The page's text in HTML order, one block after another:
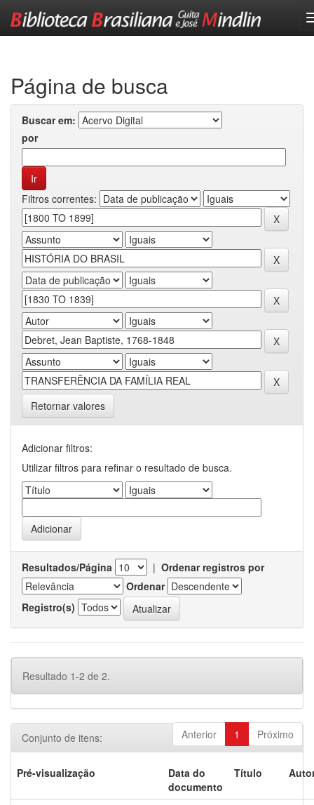
Página de busca
Buscar em:
por
Filtros correntes:
Retornar valores
Adicionar filtros:
Utilizar filtros para refinar o resultado de busca.
Resultados/Página | Ordenar registros por
Ordenar
Registro(s)
Resultado 1-2 de 2.
Anterior 1 Próximo
Conjunto de itens:
Pré-visualização
Data do
documento
Título